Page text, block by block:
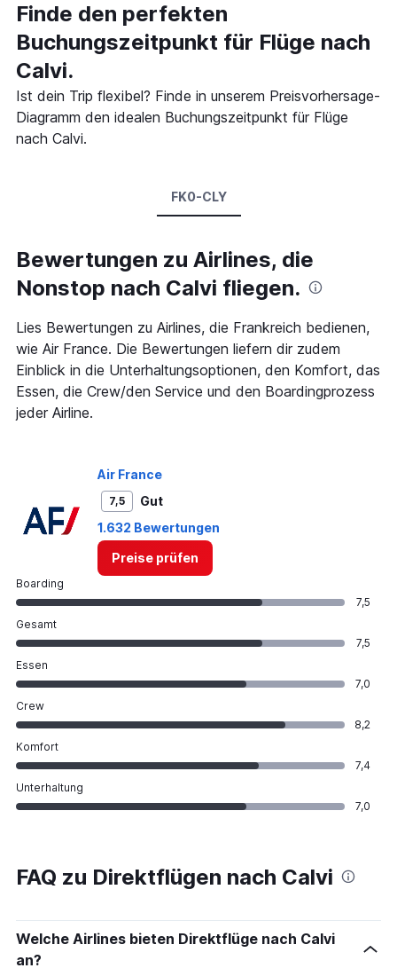
Finde den perfekten
Buchungszeitpunkt für Flüge nach
Calvi.
Ist dein Trip flexibel? Finde in unserem Preisvorhersage-
Diagramm den idealen Buchungszeitpunkt für Flüge
nach Calvi.
FK0-CLY
Bewertungen zu Airlines, die
Nonstop nach Calvi fliegen.
Lies Bewertungen zu Airlines, die Frankreich bedienen,
wie Air France. Die Bewertungen liefern dir zudem
Einblick in die Unterhaltungsoptionen, den Komfort, das
Essen, die Crew/den Service und den Boardingprozess
jeder Airline.
Air France
7,5
Gut
1.632 Bewertungen
Preise prüfen
Boarding
7,5
Gesamt
7,5
Essen
7,0
Crew
8,2
Komfort
7,4
Unterhaltung
7,0
FAQ zu Direktflügen nach Calvi
Welche Airlines bieten Direktflüge nach Calvi
an?